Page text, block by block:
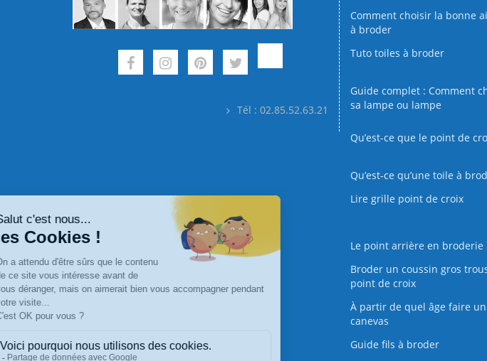
Tél : 02.85.52.63.21
Comment choisir la bonne
à broder
Tuto toiles à broder
Guide complet : Comment
sa lampe ou lampe
Qu’est-ce que le point de
Qu’est‑ce qu’une toile à
Lire grille point de croix
Le point arrière en broderie
Broder un coussin gros
point de croix
À partir de quel âge faire un
canevas
Guide fils à broder